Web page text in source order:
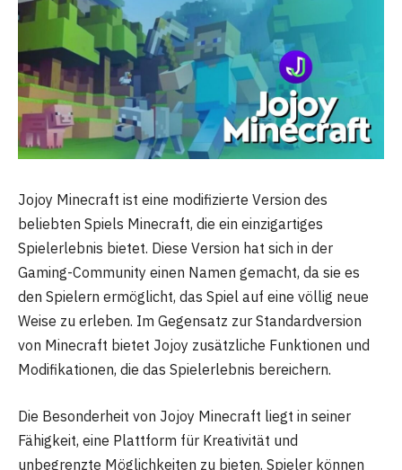
Jojoy Minecraft ist eine modifizierte Version des
beliebten Spiels Minecraft, die ein einzigartiges
Spielerlebnis bietet. Diese Version hat sich in der
Gaming-Community einen Namen gemacht, da sie es
den Spielern ermöglicht, das Spiel auf eine völlig neue
Weise zu erleben. Im Gegensatz zur Standardversion
von Minecraft bietet Jojoy zusätzliche Funktionen und
Modifikationen, die das Spielerlebnis bereichern.
Die Besonderheit von Jojoy Minecraft liegt in seiner
Fähigkeit, eine Plattform für Kreativität und
unbegrenzte Möglichkeiten zu bieten. Spieler können